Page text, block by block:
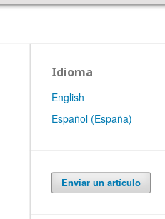
Idioma
English
Español (España)
Enviar un artículo